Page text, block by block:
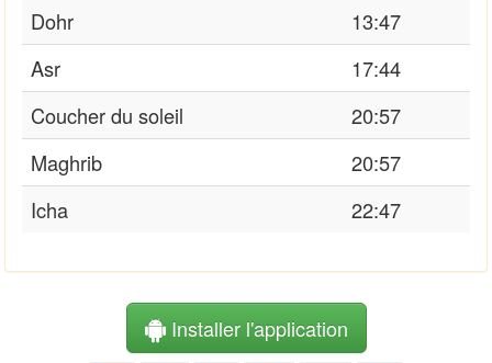
Dohr
13:47
Asr
17:44
Coucher du soleil
20:57
Maghrib
20:57
Icha
22:47
Installer l'application